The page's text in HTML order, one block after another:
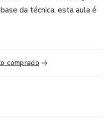
da técnica, esta aula é
comprado